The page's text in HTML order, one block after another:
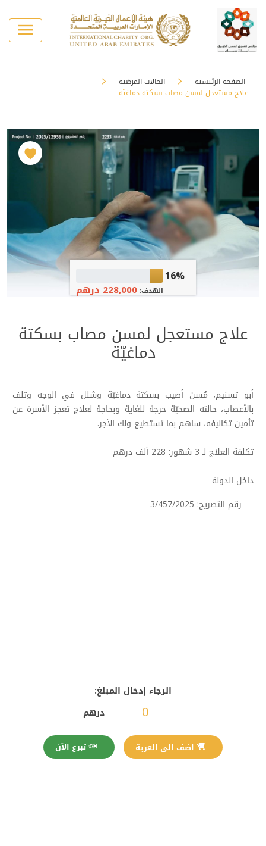
الصفحة الرئيسية
الحالات المرضية
علاج مستعجل لمسن مصاب بسكتة دماغيّة
16%
الهدف:228,000 درهم
علاج مستعجل لمسن مصاب بسكتة
دماغيّة
أبو تسنيم، مُسن أصيب بسكتة دماغيّة وشلل في الوجه وتلف
بالأعصاب، حالته الصحيّة حرجة للغاية وبحاجة لعلاج تعجز الأسرة عن
تأمين تكاليفه، ساهم بما تستطيع ولك الأجر.
تكلفة العلاج لـ 3 شهور: 228 ألف درهم
داخل الدولة
رقم التصريح: 3/457/2025
الرجاء إدخال المبلغ:
درهم